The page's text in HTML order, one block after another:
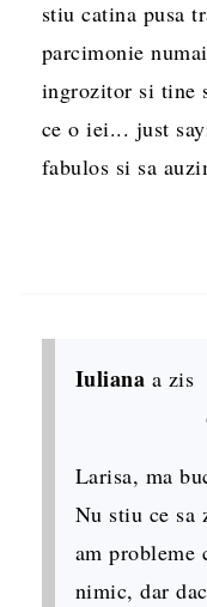
stiu catina pusa
parcimonie
ingrozitor si tine
ce o iei... just
fabulos si sa
Iuliana a zis
Larisa, ma
Nu stiu ce sa
am probleme
nimic, dar